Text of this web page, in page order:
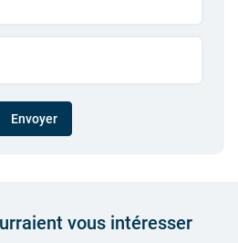
Envoyer
vous intéresser